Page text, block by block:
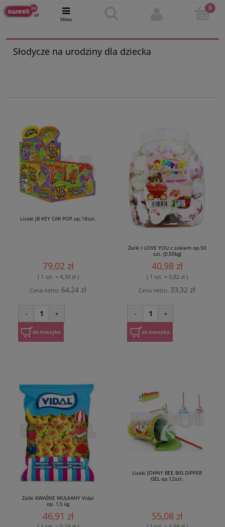
Słodycze na urodziny dla dziecka
Lizaki JB KEY CAR POP op.18szt.
79,02 zł
( 1 szt. = 4,39 zł )
Cena netto: 64,24 zł
- 1 +
do koszyka
Żelki I LOVE YOU z sokiem op.50
szt. (0,50kg)
40,98 zł
( 1 szt. = 0,82 zł )
Cena netto: 33,32 zł
- 1 +
do koszyka
Żelki KWAŚNE WULKANY Vidal
op. 1,5 kg
46,91 zł
Lizaki JOHNY BEE BIG DIPPER
GEL op.12szt.
55,08 zł